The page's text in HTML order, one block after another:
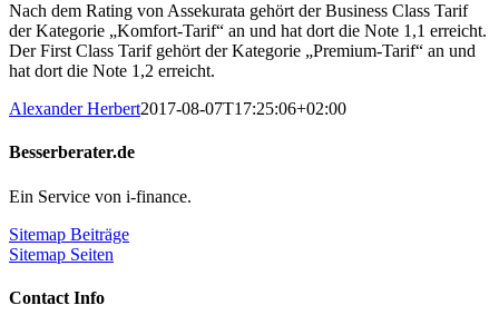
Nach dem Rating von Assekurata gehört der Business Class Tarif
der Kategorie „Komfort-Tarif“ an und hat dort die Note 1,1 erreicht.
Der First Class Tarif gehört der Kategorie „Premium-Tarif“ an und
hat dort die Note 1,2 erreicht.
Alexander Herbert2017-08-07T17:25:06+02:00
Besserberater.de
Ein Service von i-finance.
Sitemap Beiträge
Sitemap Seiten
Contact Info